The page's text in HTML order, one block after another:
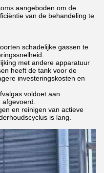
aangeboden om de
van de behandeling te
schadelijke gassen te
met andere apparatuur
heeft de tank voor de
investeringskosten en
voldoet aan
en reinigen van actieve
is lang.